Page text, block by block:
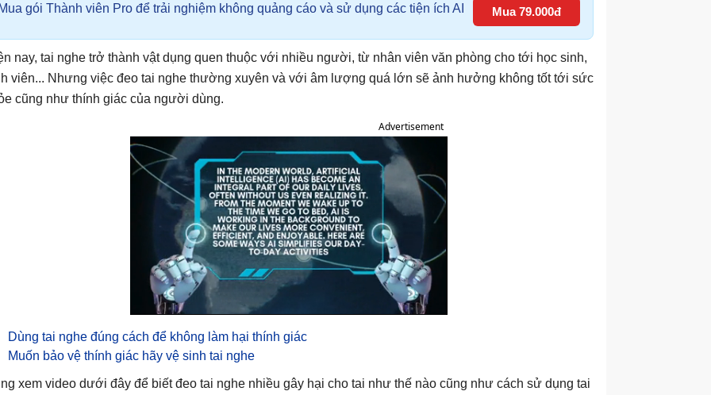
gói Thành viên Pro để trải nghiệm không quảng cáo và sử dụng các tiện ích AI Mua 79.000đ
nay, tai nghe trở thành vật dụng quen thuộc với nhiều người, từ nhân viên văn phòng cho tới học sinh,
viên... Nhưng việc đeo tai nghe thường xuyên và với âm lượng quá lớn sẽ ảnh hưởng không tốt tới sức
cũng như thính giác của người dùng.
Advertisement
Dùng tai nghe đúng cách để không làm hại thính giác
Muốn bảo vệ thính giác hãy vệ sinh tai nghe
xem video dưới đây để biết đeo tai nghe nhiều gây hại cho tai như thế nào cũng như cách sử dụng tai